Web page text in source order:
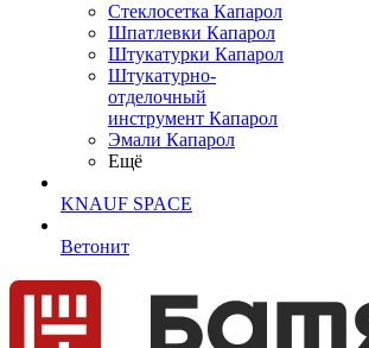
Cтеклосетка Капарол
Шпатлевки Капарол
Штукатурки Капарол
Штукатурно-
отделочный
инструмент Капарол
Эмали Капарол
Ещё
KNAUF SPACE
Ветонит